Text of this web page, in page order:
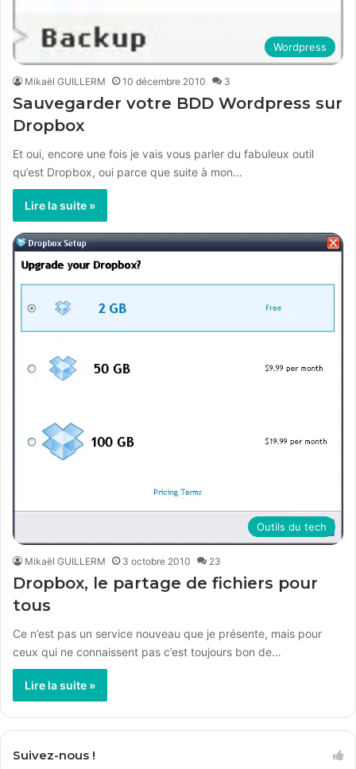
Wordpress
Mikaël GUILLERM 10 décembre 2010 3
Sauvegarder votre BDD Wordpress sur
Dropbox
Et oui, encore une fois je vais vous parler du fabuleux outil
qu’est Dropbox, oui parce que suite à mon…
Lire la suite »
Outils du tech
Mikaël GUILLERM 3 octobre 2010 23
Dropbox, le partage de fichiers pour
tous
Ce n’est pas un service nouveau que je présente, mais pour
ceux qui ne connaissent pas c’est toujours bon de…
Lire la suite »
Suivez-nous !